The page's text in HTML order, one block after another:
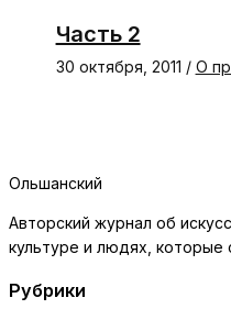
Часть 2
30 октября, 2011 / О
Ольшанский
Авторский журнал об
культуре и людях,
Рубрики